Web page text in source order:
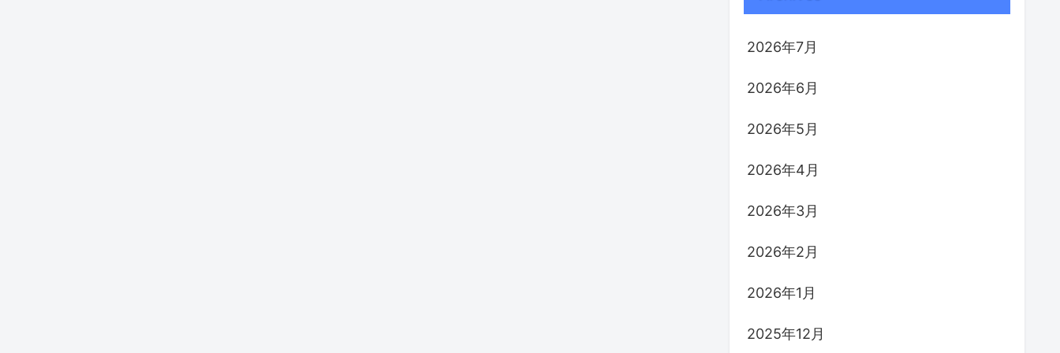
2026年7月
2026年6月
2026年5月
2026年4月
2026年3月
2026年2月
2026年1月
2025年12月